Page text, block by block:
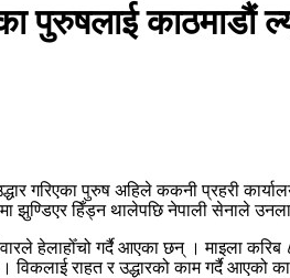
पुरुषलाई काठमाडौं
गरिएका पुरुष अहिले ककनी प्रहरी
झुण्डिएर हिँड्न थालेपछि नेपाली सेनाले
हेलाहोँचो गर्दै आएका छन् । माइला करिब
विकलाई राहत र उद्धारको काम गर्दै आएको